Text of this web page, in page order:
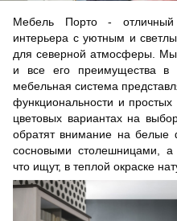
Мебель Порто- отличный
интерьера суютным и светлы
для северной атмосферы. Мы
и все его преимущества в
мебельная система
функциональности и
цветовых вариантах на
обратят внимание на белые
сосновыми столешницами, а
что ищут, в теплой окраске